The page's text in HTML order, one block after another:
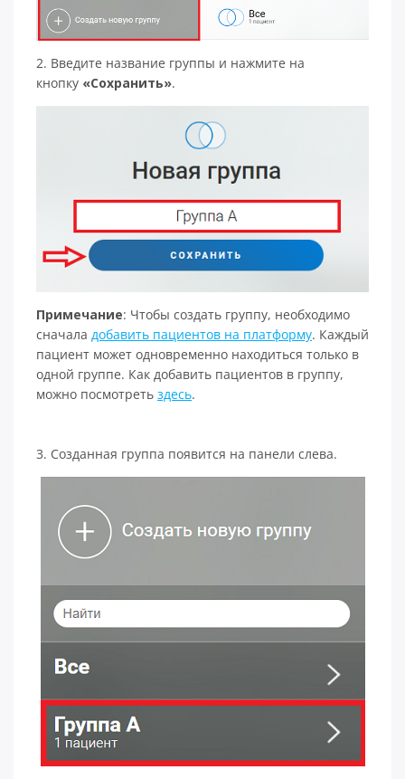
2. Введите название группы и нажмите на
кнопку «Сохранить».
Примечание: Чтобы создать группу, необходимо
сначала добавить пациентов на платформу. Каждый
пациент может одновременно находиться только в
одной группе. Как добавить пациентов в группу,
можно посмотреть здесь.
3. Созданная группа появится на панели слева.